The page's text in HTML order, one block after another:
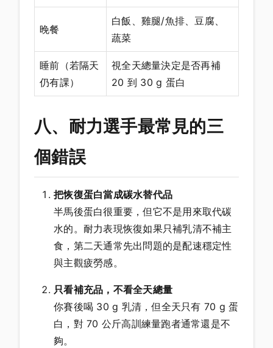
晚餐
白飯、雞腿/魚排、豆腐、
蔬菜
睡前（若隔天
仍有課）
視全天總量決定是否再補
20 到 30 g 蛋白
八、耐力選手最常見的三
個錯誤
把恢復蛋白當成碳水替代品
半馬後蛋白很重要，但它不是用來取代碳
水的。耐力表現恢復如果只補乳清不補主
食，第二天通常先出問題的是配速穩定性
與主觀疲勞感。
只看補充品，不看全天總量
你賽後喝 30 g 乳清，但全天只有 70 g 蛋
白，對 70 公斤高訓練量跑者通常還是不
夠。